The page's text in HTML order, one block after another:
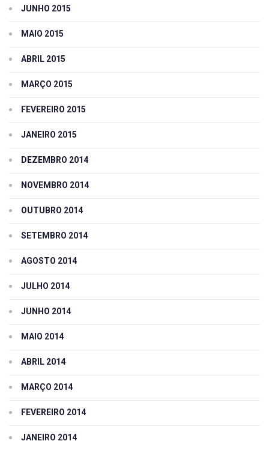
JUNHO 2015
MAIO 2015
ABRIL 2015
MARÇO 2015
FEVEREIRO 2015
JANEIRO 2015
DEZEMBRO 2014
NOVEMBRO 2014
OUTUBRO 2014
SETEMBRO 2014
AGOSTO 2014
JULHO 2014
JUNHO 2014
MAIO 2014
ABRIL 2014
MARÇO 2014
FEVEREIRO 2014
JANEIRO 2014